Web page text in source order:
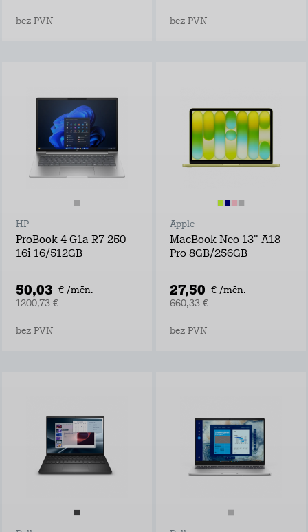
bez PVN bez PVN
HP
ProBook 4 G1a R7 250
16i 16/512GB
50,03 € /mēn.
1200,73 €
bez PVN
Apple
MacBook Neo 13" A18
Pro 8GB/256GB
27,50 € /mēn.
660,33 €
bez PVN